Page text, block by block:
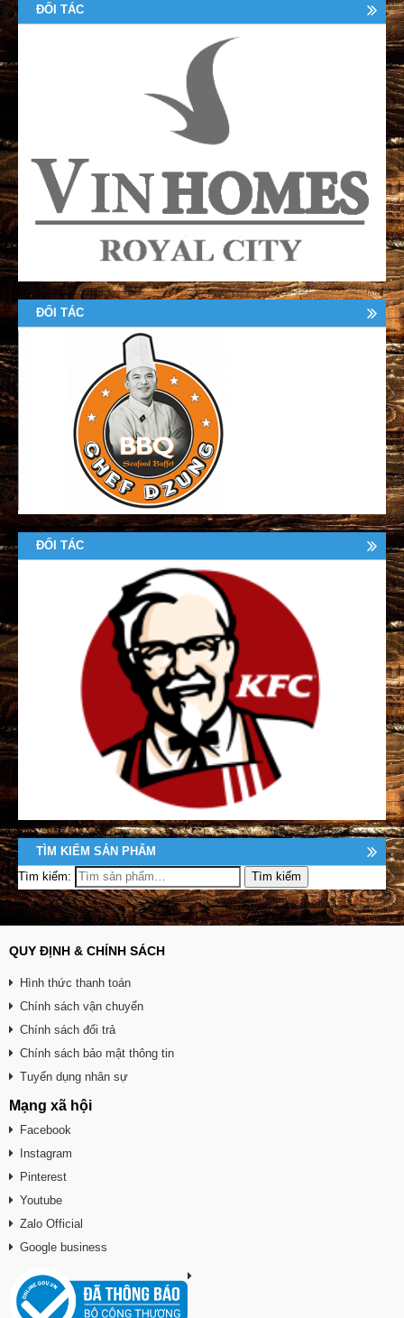
ĐỐI TÁC
ĐỐI TÁC
ĐỐI TÁC
TÌM KIẾM SẢN PHẨM
Tìm kiếm:
QUY ĐỊNH & CHÍNH SÁCH
Hình thức thanh toán
Chính sách vận chuyển
Chính sách đổi trả
Chính sách bảo mật thông tin
Tuyển dụng nhân sự
Mạng xã hội
Facebook
Instagram
Pinterest
Youtube
Zalo Official
Google business